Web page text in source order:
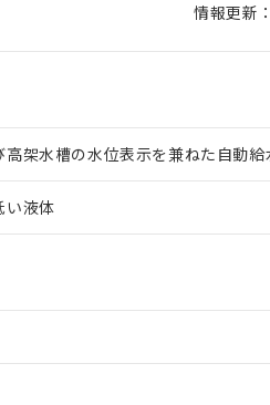
情報更新
架水槽の水位表示を兼ねた自動給
い液体
た製品に切り替える予定のある商
対応の商品で、対応品を出す予定
と関係のない商品です。